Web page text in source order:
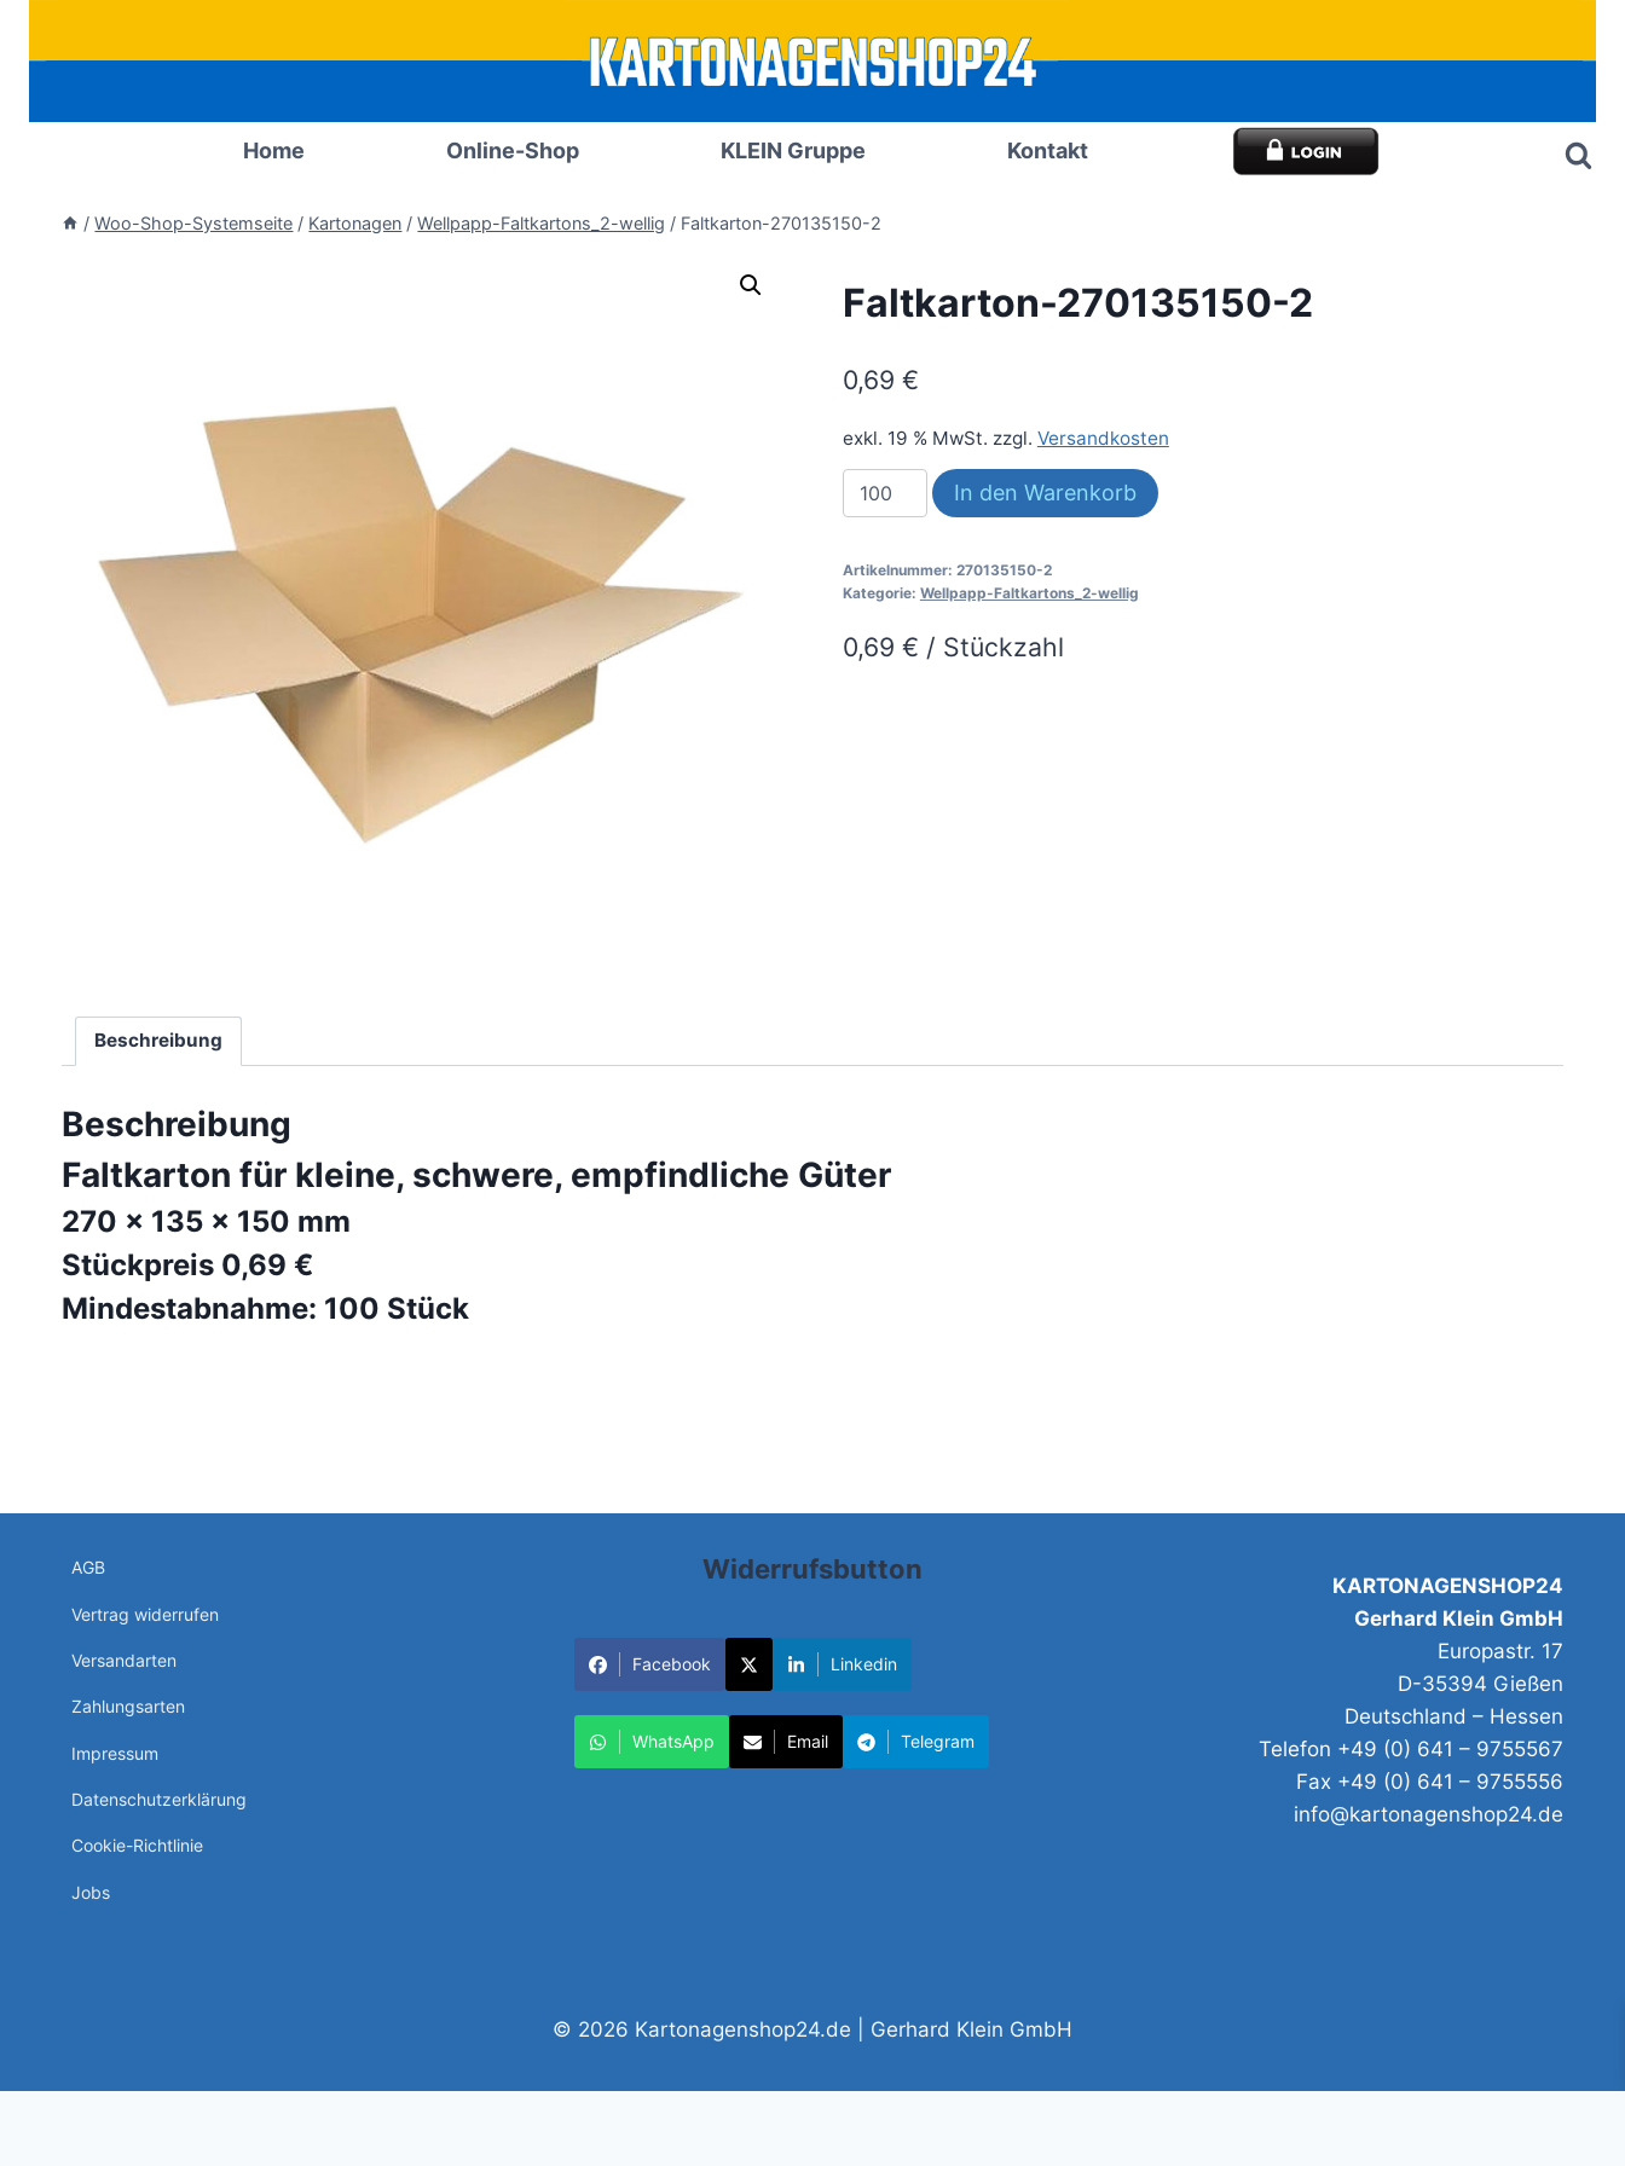
Home Online-Shop KLEIN Gruppe Kontakt
/ Woo-Shop-Systemseite / Kartonagen / Wellpapp-Faltkartons_2-wellig / Faltkarton-270135150-2
Faltkarton-270135150-2
0,69 €
exkl. 19 % MwSt. zzgl. Versandkosten
Faltkarton-
270135150-
Menge
In den Warenkorb
Artikelnummer: 270135150-2
Kategorie: Wellpapp-Faltkartons_2-wellig
0,69 € / Stückzahl
Beschreibung
Beschreibung
Faltkarton für kleine, schwere, empfindliche Güter
270 x 135 x 150 mm
Stückpreis 0,69 €
Mindestabnahme: 100 Stück
AGB
Vertrag widerrufen
Versandarten
Zahlungsarten
Impressum
Datenschutzerklärung
Cookie-Richtlinie
Jobs
Widerrufsbutton
Facebook Linkedin
WhatsApp Email Telegram
KARTONAGENSHOP24
Gerhard Klein GmbH
Europastr. 17
D-35394 Gießen
Deutschland – Hessen
Telefon +49 (0) 641 – 9755567
Fax +49 (0) 641 – 9755556
info@kartonagenshop24.de
© 2026 Kartonagenshop24.de | Gerhard Klein GmbH